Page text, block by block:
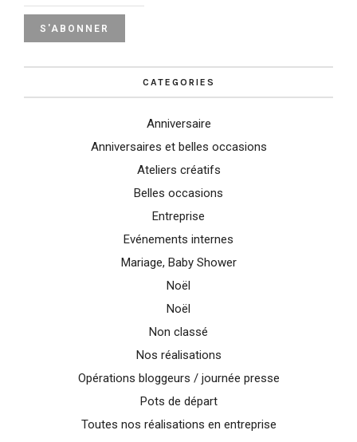
CATEGORIES
Anniversaire
Anniversaires et belles occasions
Ateliers créatifs
Belles occasions
Entreprise
Evénements internes
Mariage, Baby Shower
Noël
Noël
Non classé
Nos réalisations
Opérations bloggeurs / journée presse
Pots de départ
Toutes nos réalisations en entreprise